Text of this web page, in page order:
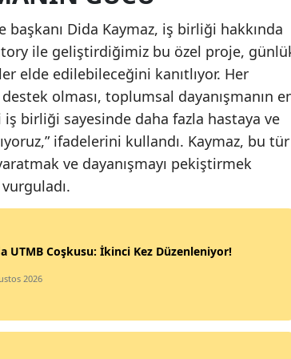
Dida Kaymaz, iş birliği hakkında
ile geliştirdiğimiz bu özel proje,
elde edilebileceğini kanıtlıyor. Her
olması, toplumsal dayanışmanın
birliği sayesinde daha fazla hastaya ve
ifadelerini kullandı. Kaymaz, bu tür
ve dayanışmayı pekiştirmek
UTMB Coşkusu: İkinci Kez Düzenleniyor!
2026